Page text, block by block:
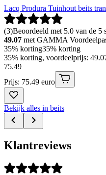
Lacq Produra Tuinhout beits
(3)Beoordeeld met 5.0 van de 5
49.07 met GAMMA
35% korting35% korting
35% korting, voordeelprijs:
75.49
Prijs: 75.49 euro
Bekijk alles in beits
Klantreviews